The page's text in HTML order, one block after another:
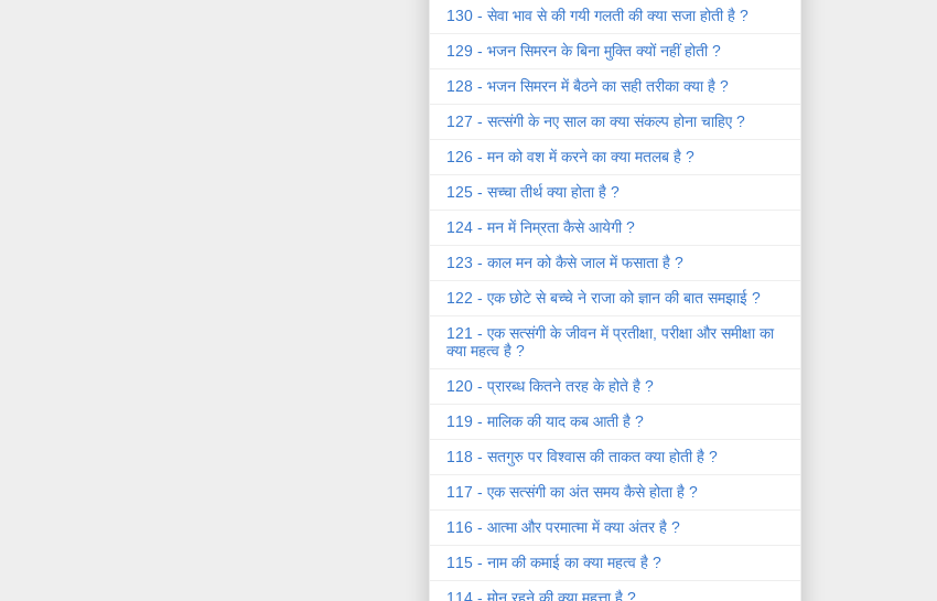
130 - सेवा भाव से की गयी गलती की क्या सजा होती है ?
129 - भजन सिमरन के बिना मुक्ति क्यों नहीं होती ?
128 - भजन सिमरन में बैठने का सही तरीका क्या है ?
127 - सत्संगी के नए साल का क्या संकल्प होना चाहिए ?
126 - मन को वश में करने का क्या मतलब है ?
125 - सच्चा तीर्थ क्या होता है ?
124 - मन में निम्रता कैसे आयेगी ?
123 - काल मन को कैसे जाल में फसाता है ?
122 - एक छोटे से बच्चे ने राजा को ज्ञान की बात समझाई ?
121 - एक सत्संगी के जीवन में प्रतीक्षा, परीक्षा और समीक्षा का
क्या महत्व है ?
120 - प्रारब्ध कितने तरह के होते है ?
119 - मालिक की याद कब आती है ?
118 - सतगुरु पर विश्वास की ताकत क्या होती है ?
117 - एक सत्संगी का अंत समय कैसे होता है ?
116 - आत्मा और परमात्मा में क्या अंतर है ?
115 - नाम की कमाई का क्या महत्व है ?
114 - मोन रहने की क्या महत्ता है ?